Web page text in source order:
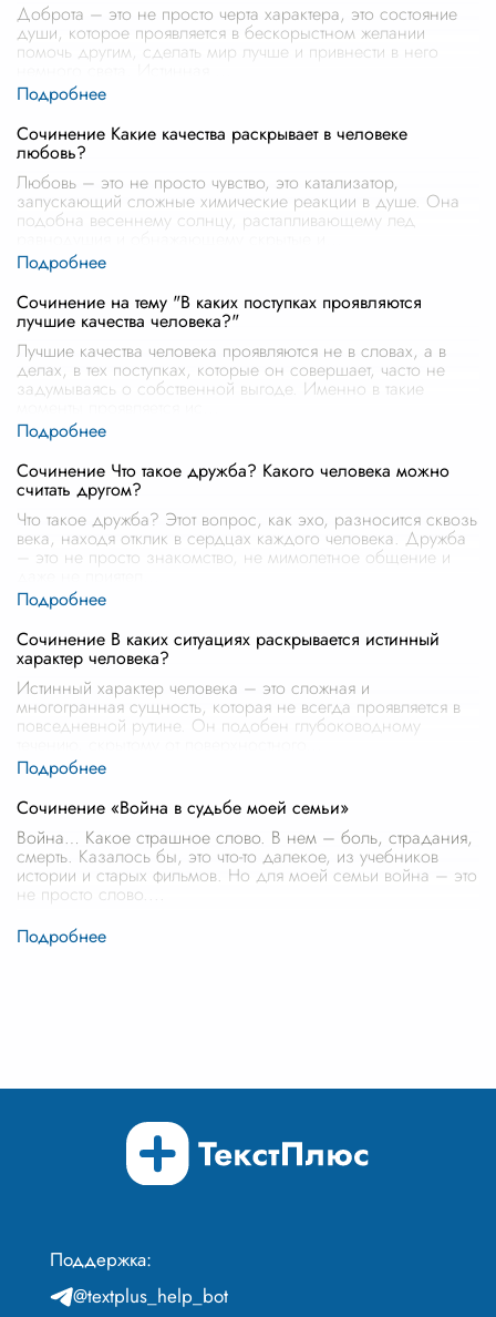
Доброта – это не просто черта характера, это состояние
души, которое проявляется в бескорыстном желании
помочь другим, сделать мир лучше и привнести в него
Сочинение Какие качества раскрывает в человеке
любовь?
Любовь – это не просто чувство, это катализатор,
запускающий сложные химические реакции в душе. Она
подобна весеннему солнцу, растапливающему лед
Сочинение на тему "В каких поступках проявляются
лучшие качества человека?"
Лучшие качества человека проявляются не в словах, а в
делах, в тех поступках, которые он совершает, часто не
задумываясь о собственной выгоде. Именно в такие
Сочинение Что такое дружба? Какого человека можно
считать другом?
Что такое дружба? Этот вопрос, как эхо, разносится сквозь
века, находя отклик в сердцах каждого человека. Дружба
– это не просто знакомство, не мимолетное общение и
Сочинение В каких ситуациях раскрывается истинный
характер человека?
Истинный характер человека – это сложная и
многогранная сущность, которая не всегда проявляется в
повседневной рутине. Он подобен глубоководному
Сочинение «Война в судьбе моей семьи»
Война… Какое страшное слово. В нем – боль, страдания,
смерть. Казалось бы, это что-то далекое, из учебников
истории и старых фильмов. Но для моей семьи война – это
не просто слово.
Поддержка:
@textplus_help_bot